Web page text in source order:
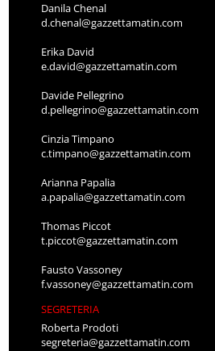
Danila Chenal
d.chenal@gazzettamatin.com
Erika David
e.david@gazzettamatin.com
Davide Pellegrino
d.pellegrino@gazzettamatin.com
Cinzia Timpano
c.timpano@gazzettamatin.com
Arianna Papalia
a.papalia@gazzettamatin.com
Thomas Piccot
t.piccot@gazzettamatin.com
Fausto Vassoney
f.vassoney@gazzettamatin.com
SEGRETERIA
Roberta Prodoti
segreteria@gazzettamatin.com